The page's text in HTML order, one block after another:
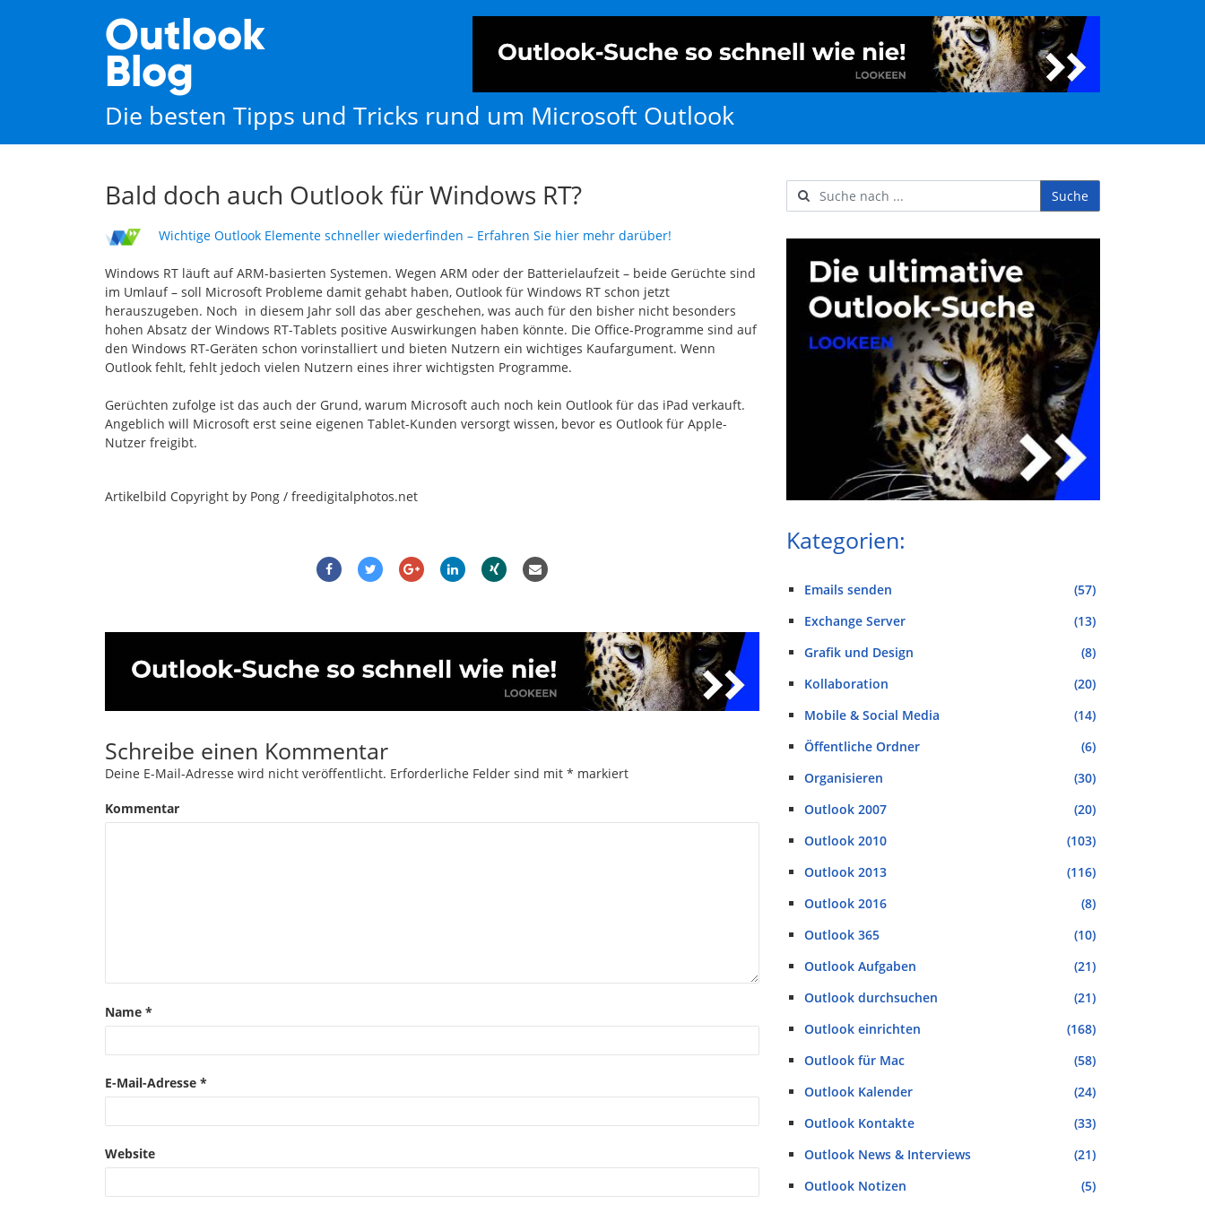
Outlook
Blog
Die besten Tipps und Tricks rund um Microsoft Outlook
Bald doch auch Outlook für Windows RT?
Wichtige Outlook Elemente schneller wiederfinden – Erfahren Sie hier mehr darüber!
Windows RT läuft auf ARM-basierten Systemen. Wegen ARM oder der Batterielaufzeit – beide Gerüchte sind
im Umlauf – soll Microsoft Probleme damit gehabt haben, Outlook für Windows RT schon jetzt
herauszugeben. Noch in diesem Jahr soll das aber geschehen, was auch für den bisher nicht besonders
hohen Absatz der Windows RT-Tablets positive Auswirkungen haben könnte. Die Office-Programme sind auf
den Windows RT-Geräten schon vorinstalliert und bieten Nutzern ein wichtiges Kaufargument. Wenn
Outlook fehlt, fehlt jedoch vielen Nutzern eines ihrer wichtigsten Programme.
Gerüchten zufolge ist das auch der Grund, warum Microsoft auch noch kein Outlook für das iPad verkauft.
Angeblich will Microsoft erst seine eigenen Tablet-Kunden versorgt wissen, bevor es Outlook für Apple-
Nutzer freigibt.
Artikelbild Copyright by Pong / freedigitalphotos.net
Schreibe einen Kommentar
Deine E-Mail-Adresse wird nicht veröffentlicht. Erforderliche Felder sind mit * markiert
Kommentar
Name *
E-Mail-Adresse *
Website
Username
Suche
Kategorien:
Emails senden
(57)
Exchange Server
(13)
Grafik und Design
(8)
Kollaboration
(20)
Mobile & Social Media
(14)
Öffentliche Ordner
(6)
Organisieren
(30)
Outlook 2007
(20)
Outlook 2010
(103)
Outlook 2013
(116)
Outlook 2016
(8)
Outlook 365
(10)
Outlook Aufgaben
(21)
Outlook durchsuchen
(21)
Outlook einrichten
(168)
Outlook für Mac
(58)
Outlook Kalender
(24)
Outlook Kontakte
(33)
Outlook News & Interviews
(21)
Outlook Notizen
(5)